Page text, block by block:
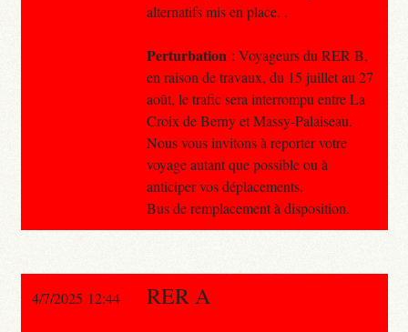
alternatifs mis en place. .
Perturbation : Voyageurs du RER B,
en raison de travaux, du 15 juillet au 27
août, le trafic sera interrompu entre La
Croix de Berny et Massy-Palaiseau.
Nous vous invitons à reporter votre
voyage autant que possible ou à
anticiper vos déplacements.
Bus de remplacement à disposition.
4/7/2025 12:44 RER A